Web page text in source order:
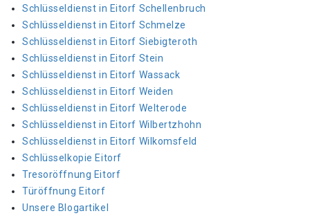
Schlüsseldienst in Eitorf Schellenbruch
Schlüsseldienst in Eitorf Schmelze
Schlüsseldienst in Eitorf Siebigteroth
Schlüsseldienst in Eitorf Stein
Schlüsseldienst in Eitorf Wassack
Schlüsseldienst in Eitorf Weiden
Schlüsseldienst in Eitorf Welterode
Schlüsseldienst in Eitorf Wilbertzhohn
Schlüsseldienst in Eitorf Wilkomsfeld
Schlüsselkopie Eitorf
Tresoröffnung Eitorf
Türöffnung Eitorf
Unsere Blogartikel